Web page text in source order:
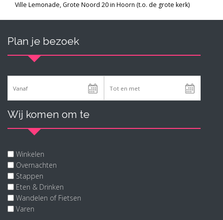
Ville Lemonade, Grote Noord 20 in Hoorn (t.o. de grote kerk)
Plan je bezoek
Wij komen om te
Winkelen
Overnachten
Stappen
Eten & Drinken
Wandelen of Fietsen
Varen